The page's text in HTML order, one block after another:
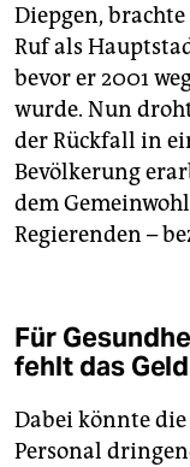
Diepgen,
Ruf als
bevor er 2001
wurde. Nun
der Rückfall in
Bevölkerung
dem
Regierenden –
Für
fehlt das Geld
Dabei könnte
Personal